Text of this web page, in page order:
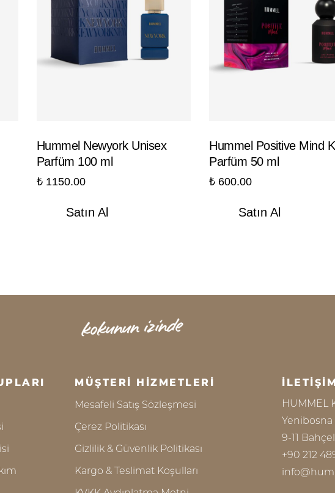
Hummel Newyork Unisex
Parfüm 100 ml
₺1150.00
Satın Al
Hummel Positive Mind
Parfüm 50 ml
₺ 600.00
Satın Al
MÜŞTERİ HİZMETLERİ
Mesafeli Satış Sözleşmesi
Çerez Politikası
Gizlilik & Güvenlik Politikası
Kargo & Teslimat Koşulları
İLETİŞİM
HUMMEL
Yenibosna
9-11
+90 212